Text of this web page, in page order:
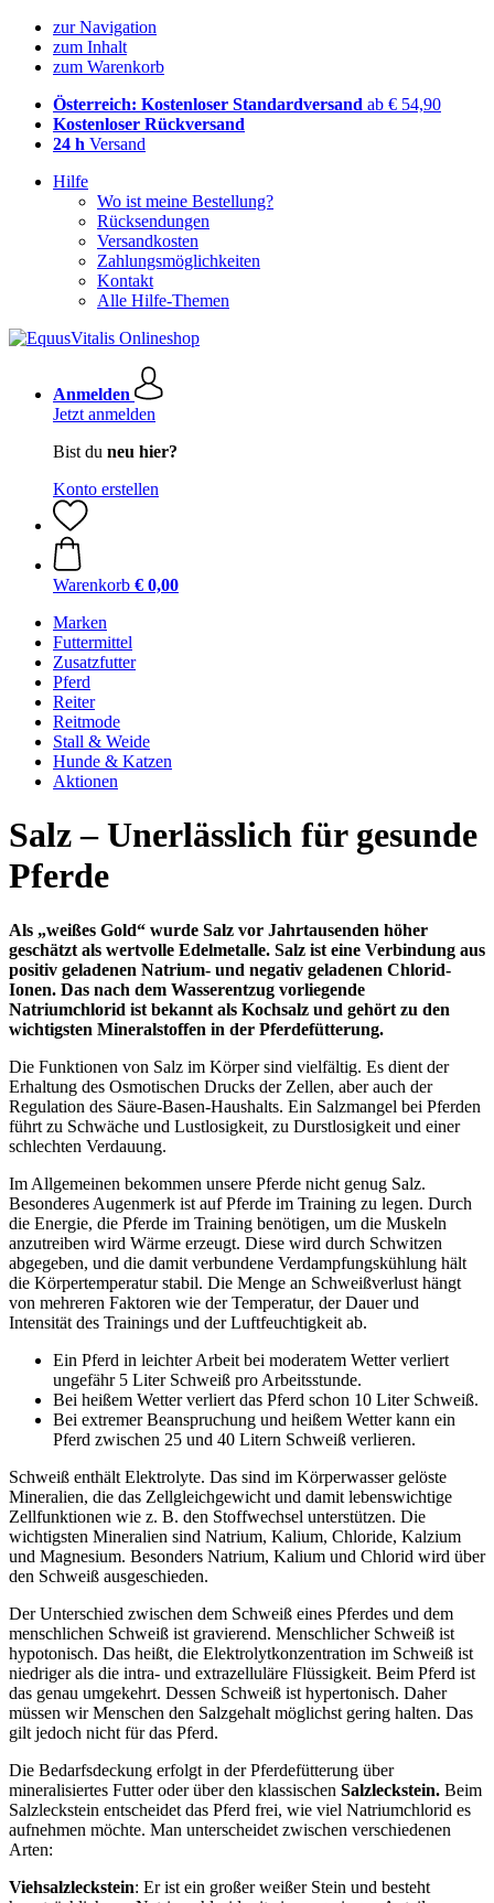
zur Navigation
zum Inhalt
zum Warenkorb
Österreich: Kostenloser Standardversand ab € 54,90
Kostenloser Rückversand
24 h Versand
Hilfe
Wo ist meine Bestellung?
Rücksendungen
Versandkosten
Zahlungsmöglichkeiten
Kontakt
Alle Hilfe-Themen
Anmelden
Jetzt anmelden
Bist du neu hier?
Konto erstellen
Warenkorb € 0,00
Marken
Futtermittel
Zusatzfutter
Pferd
Reiter
Reitmode
Stall & Weide
Hunde & Katzen
Aktionen
Salz – Unerlässlich für gesunde
Pferde
Als „weißes Gold“ wurde Salz vor Jahrtausenden höher
geschätzt als wertvolle Edelmetalle. Salz ist eine Verbindung aus
positiv geladenen Natrium- und negativ geladenen Chlorid-
Ionen. Das nach dem Wasserentzug vorliegende
Natriumchlorid ist bekannt als Kochsalz und gehört zu den
wichtigsten Mineralstoffen in der Pferdefütterung.
Die Funktionen von Salz im Körper sind vielfältig. Es dient der
Erhaltung des Osmotischen Drucks der Zellen, aber auch der
Regulation des Säure-Basen-Haushalts. Ein Salzmangel bei Pferden
führt zu Schwäche und Lustlosigkeit, zu Durstlosigkeit und einer
schlechten Verdauung.
Im Allgemeinen bekommen unsere Pferde nicht genug Salz.
Besonderes Augenmerk ist auf Pferde im Training zu legen. Durch
die Energie, die Pferde im Training benötigen, um die Muskeln
anzutreiben wird Wärme erzeugt. Diese wird durch Schwitzen
abgegeben, und die damit verbundene Verdampfungskühlung hält
die Körpertemperatur stabil. Die Menge an Schweißverlust hängt
von mehreren Faktoren wie der Temperatur, der Dauer und
Intensität des Trainings und der Luftfeuchtigkeit ab.
Ein Pferd in leichter Arbeit bei moderatem Wetter verliert
ungefähr 5 Liter Schweiß pro Arbeitsstunde.
Bei heißem Wetter verliert das Pferd schon 10 Liter Schweiß.
Bei extremer Beanspruchung und heißem Wetter kann ein
Pferd zwischen 25 und 40 Litern Schweiß verlieren.
Schweiß enthält Elektrolyte. Das sind im Körperwasser gelöste
Mineralien, die das Zellgleichgewicht und damit lebenswichtige
Zellfunktionen wie z. B. den Stoffwechsel unterstützen. Die
wichtigsten Mineralien sind Natrium, Kalium, Chloride, Kalzium
und Magnesium. Besonders Natrium, Kalium und Chlorid wird über
den Schweiß ausgeschieden.
Der Unterschied zwischen dem Schweiß eines Pferdes und dem
menschlichen Schweiß ist gravierend. Menschlicher Schweiß ist
hypotonisch. Das heißt, die Elektrolytkonzentration im Schweiß ist
niedriger als die intra- und extrazelluläre Flüssigkeit. Beim Pferd ist
das genau umgekehrt. Dessen Schweiß ist hypertonisch. Daher
müssen wir Menschen den Salzgehalt möglichst gering halten. Das
gilt jedoch nicht für das Pferd.
Die Bedarfsdeckung erfolgt in der Pferdefütterung über
mineralisiertes Futter oder über den klassischen Salzleckstein. Beim
Salzleckstein entscheidet das Pferd frei, wie viel Natriumchlorid es
aufnehmen möchte. Man unterscheidet zwischen verschiedenen
Arten:
Viehsalzleckstein: Er ist ein großer weißer Stein und besteht